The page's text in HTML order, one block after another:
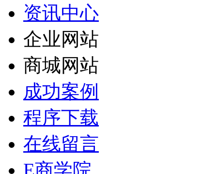
资讯中心
企业网站
商城网站
成功案例
程序下载
在线留言